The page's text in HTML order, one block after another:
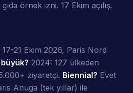
örnek izni. 17 Ekim açılış.
17-21 Ekim 2026, Paris Nord
2024: 127 ülkeden
ziyaretçi. Biennial? Evet
Anuga (tek yıllar) ile